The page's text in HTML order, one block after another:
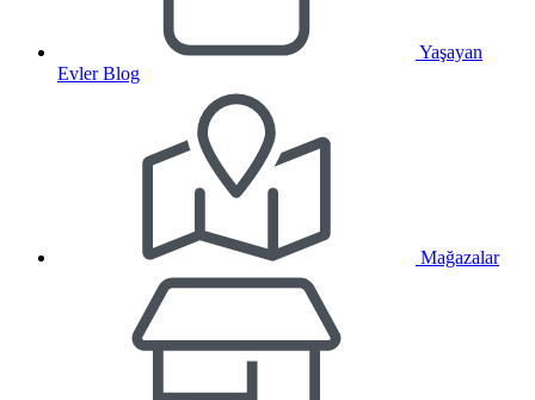
Yaşayan
Evler Blog
Mağazalar